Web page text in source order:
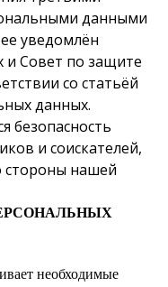
данными
уведомлён
и Совет по защите
со статьёй
данных.
безопасность
и соискателей,
стороны нашей
необходимые